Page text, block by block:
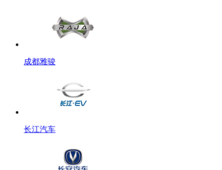
成都雅骏
长江汽车